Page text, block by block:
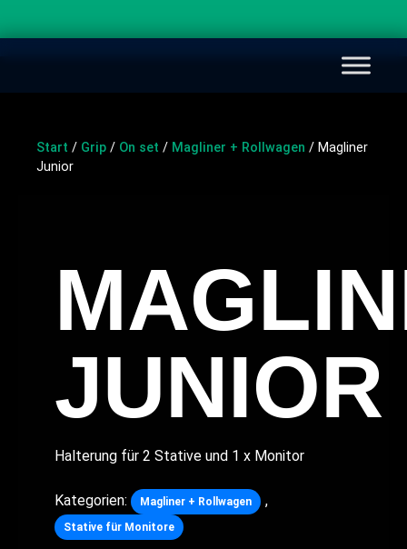
Start / Grip / On set / Magliner + Rollwagen / Magliner
Junior
JUNIOR
Halterung für 2 Stative und 1 x Monitor
Kategorien: Magliner + Rollwagen ,
Stative für Monitore